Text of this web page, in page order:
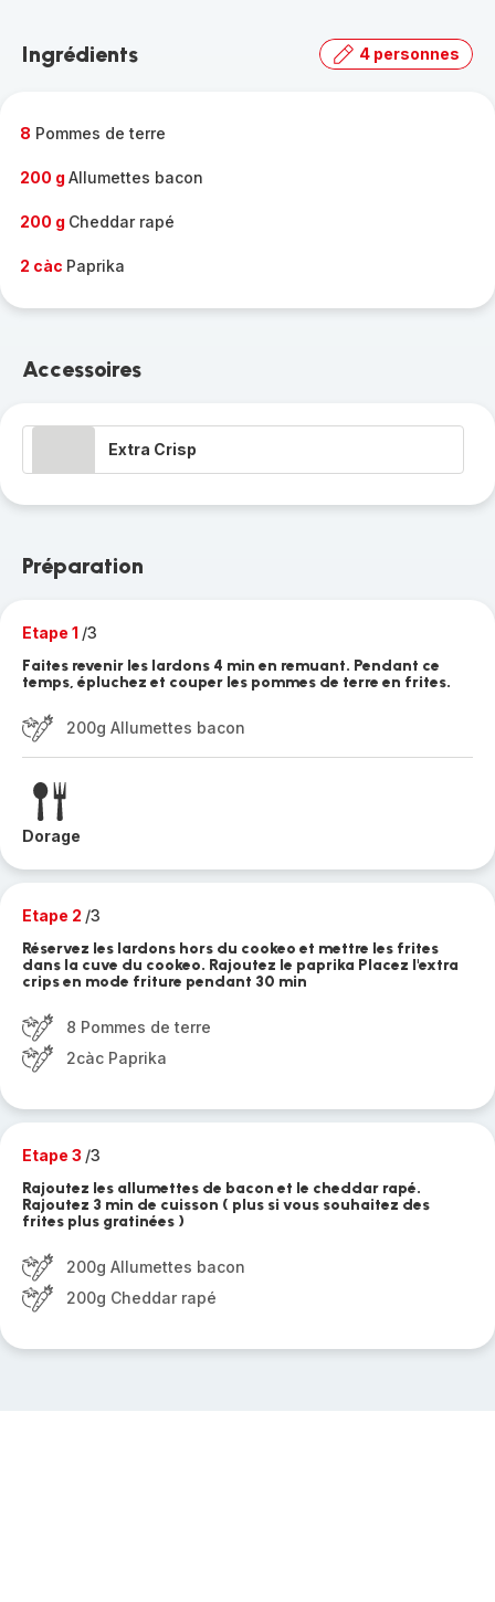
gamme
Ingrédients 4 personnes
8 Pommes de terre
200 g Allumettes bacon
200 g Cheddar rapé
2 càc Paprika
Accessoires
Extra Crisp
Préparation
Etape 1 /3
Faites revenir les lardons 4 min en remuant. Pendant ce
temps, épluchez et couper les pommes de terre en frites.
200g Allumettes bacon
Dorage
Etape 2 /3
Réservez les lardons hors du cookeo et mettre les frites
dans la cuve du cookeo. Rajoutez le paprika Placez l'extra
crips en mode friture pendant 30 min
8 Pommes de terre
2càc Paprika
Etape 3 /3
Rajoutez les allumettes de bacon et le cheddar rapé.
Rajoutez 3 min de cuisson ( plus si vous souhaitez des
frites plus gratinées )
200g Allumettes bacon
200g Cheddar rapé